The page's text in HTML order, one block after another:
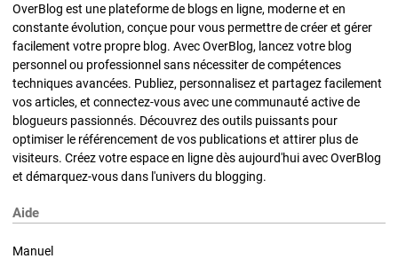
OverBlog est une plateforme de blogs en ligne, moderne et en
constante évolution, conçue pour vous permettre de créer et gérer
facilement votre propre blog. Avec OverBlog, lancez votre blog
personnel ou professionnel sans nécessiter de compétences
techniques avancées. Publiez, personnalisez et partagez facilement
vos articles, et connectez-vous avec une communauté active de
blogueurs passionnés. Découvrez des outils puissants pour
optimiser le référencement de vos publications et attirer plus de
visiteurs. Créez votre espace en ligne dès aujourd'hui avec OverBlog
et démarquez-vous dans l'univers du blogging.
Aide
Manuel